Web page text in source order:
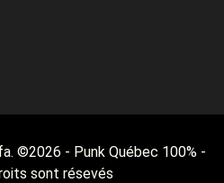
©2026 - Punk Québec 100% -
sont résevés